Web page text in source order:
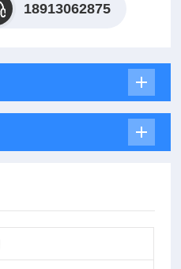
18913062875